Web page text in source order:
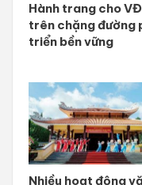
Hành trang cho
trên chặng đường
triển bền vững
Nhiều hoạt động